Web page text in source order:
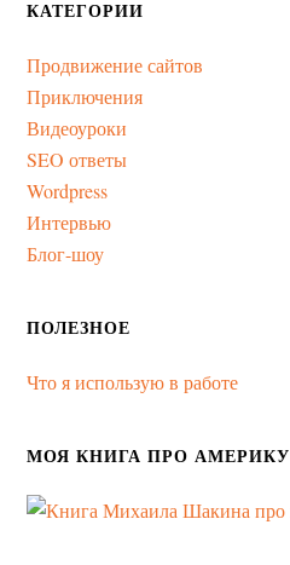
КАТЕГОРИИ
Продвижение сайтов
Приключения
Видеоуроки
SEO ответы
Wordpress
Интервью
Блог-шоу
ПОЛЕЗНОЕ
Что я использую в работе
МОЯ КНИГА ПРО АМЕРИКУ